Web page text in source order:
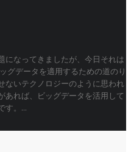
になってきましたが、今日それは
グデータを適用するための道のり
ないテクノロジーのように思われ
あれば、ビッグデータを活用して
す。...